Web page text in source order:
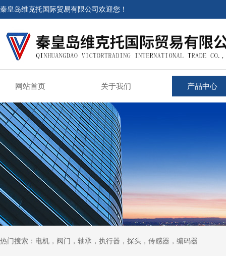
秦皇岛维克托国际贸易有限公司欢迎您！
网站首页 关于我们 产品中心
热门搜索：电机，阀门，轴承，执行器，探头，传感器，编码器